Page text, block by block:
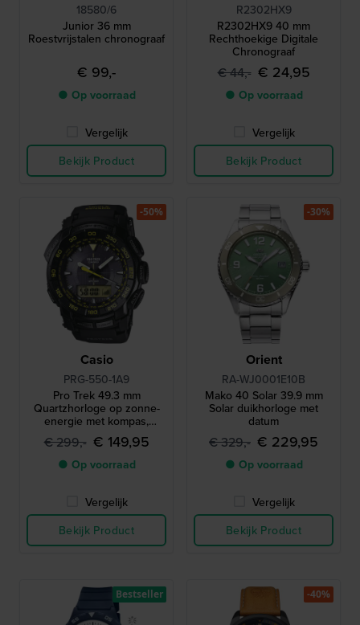
18580/6
Junior 36 mm
Roestvrijstalen chronograaf
€ 99,-
● Op voorraad
Vergelijk
Bekijk Product
R2302HX9
R2302HX9 40 mm
Rechthoekige Digitale
Chronograaf
€ 44,- € 24,95
● Op voorraad
Vergelijk
Bekijk Product
Casio
PRG-550-1A9
Pro Trek 49.3 mm
Quartzhorloge op zonne-
energie met kompas,
barometer, thermometer en
hoogtemeter
€ 299,- € 149,95
● Op voorraad
Vergelijk
Bekijk Product
-50%
Orient
RA-WJ0001E10B
Mako 40 Solar 39.9 mm
Solar duikhorloge met
datum
€ 329,- € 229,95
● Op voorraad
Vergelijk
Bekijk Product
-30%
Bestseller -40%